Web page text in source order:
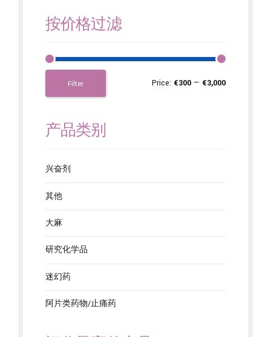
按价格过滤
Filter Price: €300 — €3,000
产品类别
兴奋剂
其他
大麻
研究化学品
迷幻药
阿片类药物/止痛药